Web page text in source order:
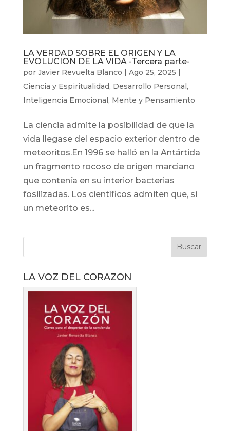
LA VERDAD SOBRE EL ORIGEN Y LA
EVOLUCION DE LA VIDA -Tercera parte-
por Javier Revuelta Blanco | Ago 25, 2025 |
Ciencia y Espiritualidad, Desarrollo Personal,
Inteligencia Emocional, Mente y Pensamiento
La ciencia admite la posibilidad de que la
vida llegase del espacio exterior dentro de
meteoritos.En 1996 se halló en la Antártida
un fragmento rocoso de origen marciano
que contenía en su interior bacterias
fosilizadas. Los científicos admiten que, si
un meteorito es...
LA VOZ DEL CORAZON